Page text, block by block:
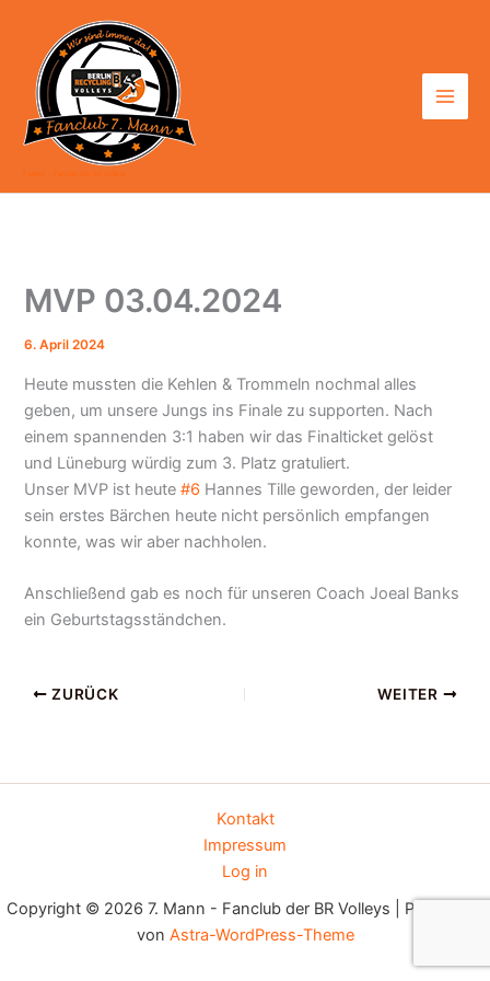
springen
MVP 03.04.2024
6. April 2024
Heute mussten die Kehlen & Trommeln nochmal alles
geben, um unsere Jungs ins Finale zu supporten. Nach
einem spannenden 3:1 haben wir das Finalticket gelöst
und Lüneburg würdig zum 3. Platz gratuliert.
Unser MVP ist heute#6 Hannes Tille geworden, der leider
sein erstes Bärchen heute nicht persönlich empfangen
konnte, was wir aber nachholen.
Anschließend gab es noch für unseren Coach Joeal Banks
ein Geburtstagsständchen.
ZURÜCK WEITER
Kontakt
Impressum
Log in
Copyright © 2026 7. Mann - Fanclub der BR Volleys | Präsentiert
von Astra-WordPress-Theme